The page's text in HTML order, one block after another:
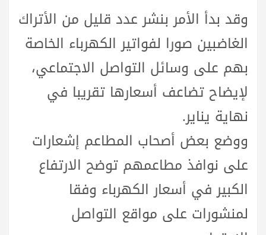
وقد بدأ الأمر بنشر عدد قليل من الأتراك
الغاضبين صورا لفواتير الكهرباء الخاصة
بهم على وسائل التواصل الاجتماعي،
لإيضاح تضاعف أسعارها تقريبا في
نهاية يناير.
ووضع بعض أصحاب المطاعم إشعارات
على نوافذ مطاعمهم توضح الارتفاع
الكبير في أسعار الكهرباء وفقا
لمنشورات على مواقع التواصل